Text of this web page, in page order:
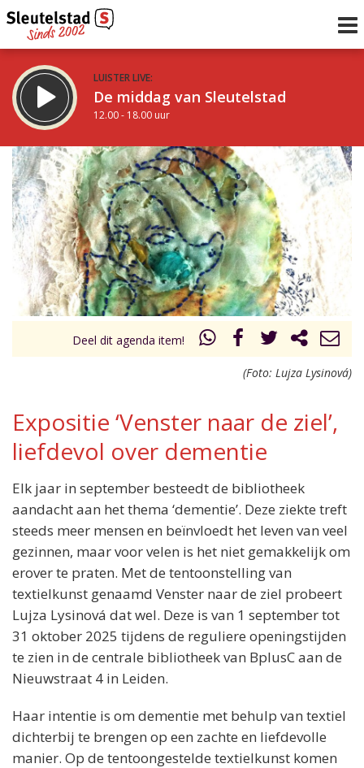
LUISTER LIVE:
De middag van Sleutelstad
12.00 - 18.00 uur
STRAKS:
De avond van Sleutelstad
18.00 - 19.00 uur
Vorig uur
uur 1 van 0 Volgend uur
Inklappen
Deel dit agenda item!
(Foto: Lujza Lysinová)
BplusC
Nieuwstraat 4
Leiden
Wanneer:
1 september t/m 31 oktober
-
Expositie ‘Venster naar de ziel’,
liefdevol over dementie
Elk jaar in september besteedt de bibliotheek
aandacht aan het thema ‘dementie’. Deze ziekte treft
steeds meer mensen en beïnvloedt het leven van veel
gezinnen, maar voor velen is het niet gemakkelijk om
erover te praten. Met de tentoonstelling van
textielkunst genaamd Venster naar de ziel probeert
Lujza Lysinová dat wel. Deze is van 1 september tot
31 oktober 2025 tijdens de reguliere openingstijden
te zien in de centrale bibliotheek van BplusC aan de
Nieuwstraat 4 in Leiden.
Haar intentie is om dementie met behulp van textiel
dichterbij te brengen op een zachte en liefdevolle
manier. Op de tentoongestelde textielkunst komen